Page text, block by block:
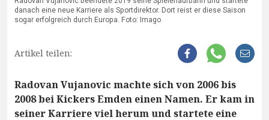
danach eine neue Karriere als Sportdirektor. Dort reist er diese Saison
sogar erfolgreich durch Europa. Foto: Imago
Artikel teilen:
Radovan Vujanovic machte sich von 2006 bis
2008 bei Kickers Emden einen Namen. Er kam in
seiner Karriere viel herum und startete eine